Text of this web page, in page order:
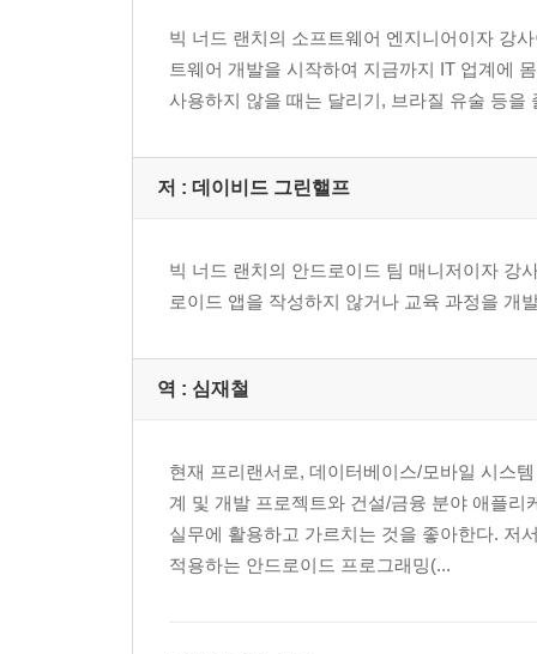
게터와 세터 그리고 상호운용 ...... 373
JVM 애노테이션 ...... 375
예외와 상호운용 ...... 385
안드로이드 스튜디오 ...... 393
UI 정의하기 ...... 400
캐릭터 생성하기 ...... 405
Activity 클래스 ...... 406
클릭 리스너 설정하기 ...... 412
액티비티 인스턴스의 상태 보존 ...... 414
확장 함수를 사용해서 코드 리팩토링하기 ...... 417
궁금증 해소하기: 안드로이드 KTX와 Anko 라이브
빅 너드 랜치의 소프트웨어 엔지니어이자 강
트웨어 개발을 시작하여 지금까지 IT 업계에
사용하지 않을 때는 달리기, 브라질 유술 등을
저 : 데이비드 그린핼프
빅 너드 랜치의 안드로이드 팀 매니저이자 강
로이드 앱을 작성하지 않거나 교육 과정을 개
역 : 심재철
현재 프리랜서로, 데이터베이스/모바일 시스
계 및 개발 프로젝트와 건설/금융 분야 애플
실무에 활용하고 가르치는 것을 좋아한다. 저
적용하는 안드로이드 프로그래밍(...